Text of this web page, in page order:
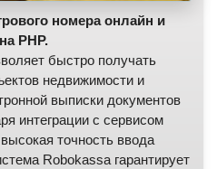
номера онлайн и
PHP.
быстро получать
недвижимости и
выписки документов
интеграции с сервисом
точность ввода
Robokassa гарантирует